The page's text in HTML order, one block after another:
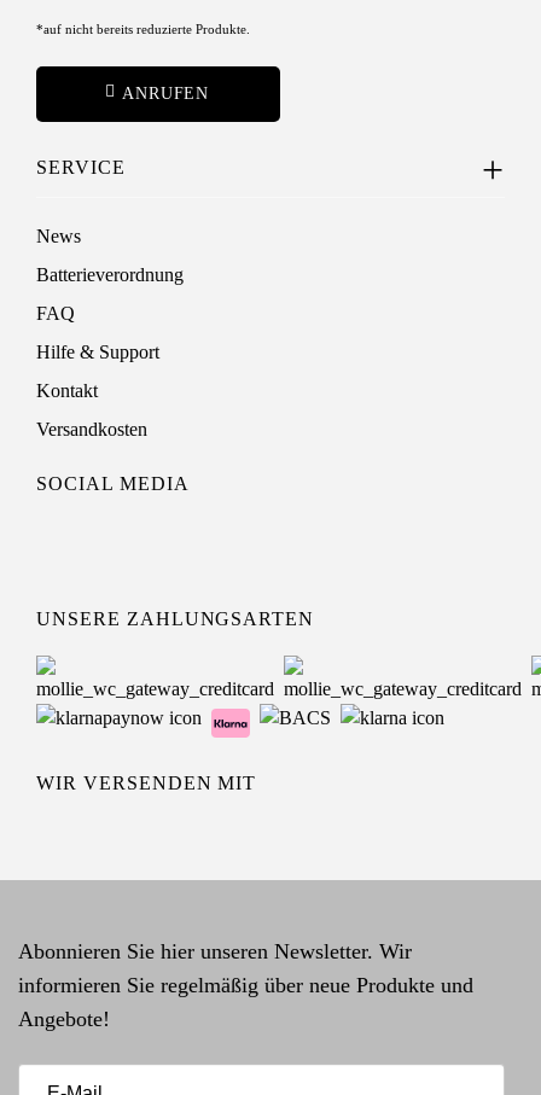
*auf nicht bereits reduzierte Produkte.
ANRUFEN
SERVICE
News
Batterieverordnung
FAQ
Hilfe & Support
Kontakt
Versandkosten
SOCIAL MEDIA
UNSERE ZAHLUNGSARTEN
WIR VERSENDEN MIT
Abonnieren Sie hier unseren Newsletter. Wir
informieren Sie regelmäßig über neue Produkte und
Angebote!